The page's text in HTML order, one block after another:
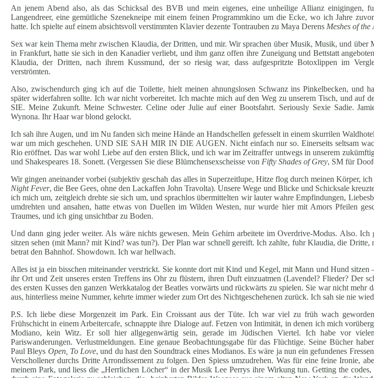
An jenem Abend also, als das Schicksal des BVB und mein eigenes, eine unheilige Allianz einigingen,
Langendreer, eine gemütliche Szenekneipe mit einem feinen Programmkino um die Ecke, wo ich Jahre
hatte. Ich spielte auf einem absichtsvoll verstimmten Klavier dezente Tontrauben zu Maya Derens Meshes of the
Sex war kein Thema mehr zwischen Klaudia, der Dritten, und mir. Wir sprachen über Musik, Musik, und
in Frankfurt, hatte sie sich in den Kanadier verliebt, und ihm ganz offen ihre Zuneigung und Bettstatt
Klaudia, der Dritten, nach ihrem Kussmund, der so riesig war, dass aufgespritzte Botoxlippen im
verströmten.
Also, zwischendurch ging ich auf die Toilette, hielt meinen ahnungslosen Schwanz ins Pinkelbecken, und
später widerfahren sollte. Ich war nicht vorbereitet. Ich machte mich auf den Weg zu unserem Tisch, und auf
SIE. Meine Zukunft. Meine Schwester. Celine oder Julie auf einer Bootsfahrt. Seriously Sexie Sadie.
Wynona. Ihr Haar war blond gelockt.
Ich sah ihre Augen, und im Nu fanden sich meine Hände an Handschellen gefesselt in einem skurrilen
war um mich geschehen. UND SIE SAH MIR IN DIE AUGEN. Nicht einfach nur so. Einerseits seltsam
Rio eröffnet. Das war wohl Liebe auf den ersten Blick, und ich war im Zeitraffer untwegs in unserem
und Shakespeares 18. Sonett. (Vergessen Sie diese Blümchensexscheisse von Fifty Shades of Grey, SM für
Wir gingen aneinander vorbei (subjektiv geschah das alles in Superzeitlupe, Hitze flog durch meinen Körper,
Night Fever, die Bee Gees, ohne den Lackaffen John Travolta). Unsere Wege und Blicke und Schicksale
ich mich um, zeitgleich drehte sie sich um, und sprachlos übermittelten wir lauter wahre Empfindungen,
umdrehten und ansahen, hatte etwas von Duellen im Wilden Westen, nur wurde hier mit Amors Pfeilen
Traumes, und ich ging unsichtbar zu Boden.
Und dann ging jeder weiter. Als wäre nichts gewesen. Mein Gehirn arbeitete im Overdrive-Modus. Also.
sitzen sehen (mit Mann? mit Kind? was tun?). Der Plan war schnell gereift. Ich zahlte, fuhr Klaudia, die Dritte,
betrat den Bahnhof. Showdown. Ich war hellwach.
Alles ist ja ein bisschen miteinander verstrickt. Sie konnte dort mit Kind und Kegel, mit Mann und Hund sitzen
ihr Ort und Zeit unseres ersten Treffens ins Ohr zu flüstern, ihren Duft einzuatmen (Lavendel? Flieder? Der
des ersten Kusses den ganzen Werkkatalog der Beatles vorwärts und rückwärts zu spielen. Sie war nicht mehr
aus, hinterliess meine Nummer, kehrte immer wieder zum Ort des Nichtgeschehenen zurück. Ich sah sie nie
P.S. Ich liebe diese Morgenzeit im Park. Ein Croissant aus der Tüte. Ich war viel zu früh wach
Frühschicht in einem Arbeitercafe, schnappte ihre Dialoge auf. Fetzen von Intimität, in denen ich mich
Modiano, kein Witz. Er soll hier allgegenwärtig sein, gerade im Jüdischen Viertel. Ich habe vor
Pariswanderungen. Verlustmeldungen. Eine genaue Beobachtungsgabe für das Flüchtige. Seine Bücher
Paul Bleys Open, To Love, und du hast den Soundtrack eines Modianos. Es wäre ja nun ein gefundenes
Verschollener durchs Dritte Arrondissement zu folgen. Den Spiess umzudrehen. Was für eine feine Ironie,
meinem Park, und liess die „Herrlichen Löcher“ in der Musik Lee Perrys ihre Wirkung tun. Getting the